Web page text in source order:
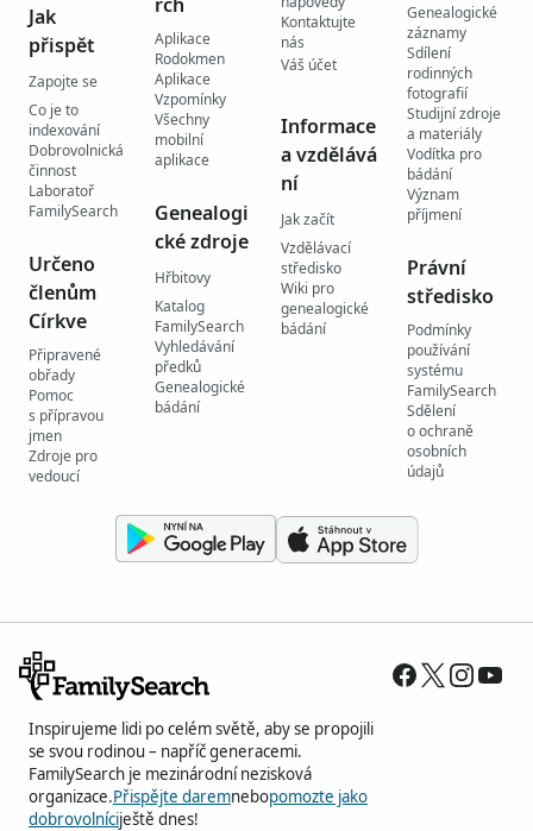
Jak
přispět
Zapojte se
Co je to
indexování
Dobrovolnická
činnost
Laboratoř
FamilySearch
Určeno
členům
Církve
Připravené
obřady
Pomoc
s přípravou
jmen
Zdroje pro
vedoucí
Aplikace
Rodokmen
Aplikace
Vzpomínky
Všechny
mobilní
aplikace
Genealogi
cké zdroje
Hřbitovy
Katalog
FamilySearch
Vyhledávání
předků
Genealogické
bádání
Kontaktujte
nás
Váš účet
Informace
a vzdělává
ní
Jak začít
Vzdělávací
středisko
Wiki pro
genealogické
bádání
Genealogické
záznamy
Sdílení
rodinných
fotografií
Studijní zdroje
a materiály
Vodítka pro
bádání
Význam
příjmení
Právní
středisko
Podmínky
používání
systému
FamilySearch
Sdělení
o ochraně
osobních
údajů
Inspirujeme lidi po celém světě, aby se propojili
se svou rodinou – napříč generacemi.
FamilySearch je mezinárodní nezisková
organizace.Přispějte daremnebopomozte jako
dobrovolníciještě dnes!